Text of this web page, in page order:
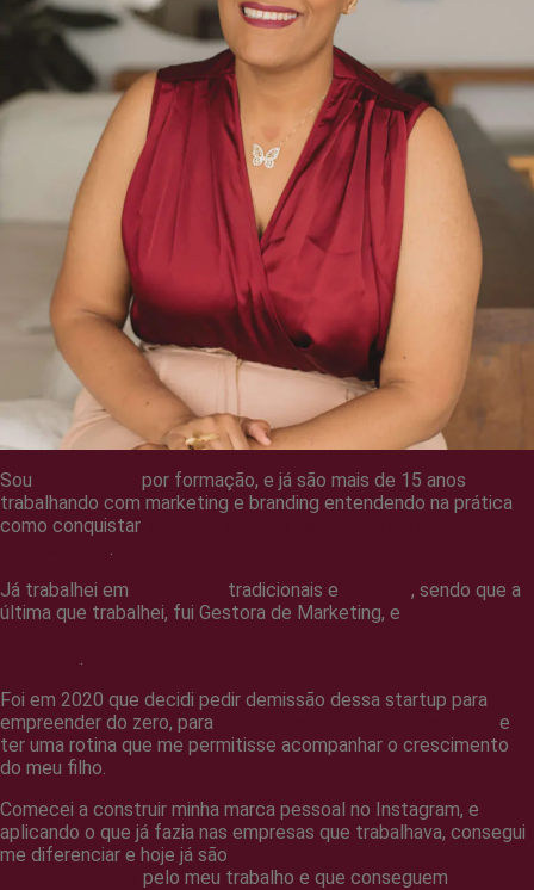
Sou
por formação, e já são mais de 15 anos
trabalhando com marketing e branding entendendo na prática
como conquistar
.
Já trabalhei em
tradicionais e
, sendo que a
última que trabalhei, fui Gestora de Marketing, e
.
Foi em 2020 que decidi pedir demissão dessa startup para
empreender do zero, para
e
ter uma rotina que me permitisse acompanhar o crescimento
do meu filho.
Comecei a construir minha marca pessoal no Instagram, e
aplicando o que já fazia nas empresas que trabalhava, consegui
me diferenciar e hoje já são
pelo meu trabalho e que conseguem